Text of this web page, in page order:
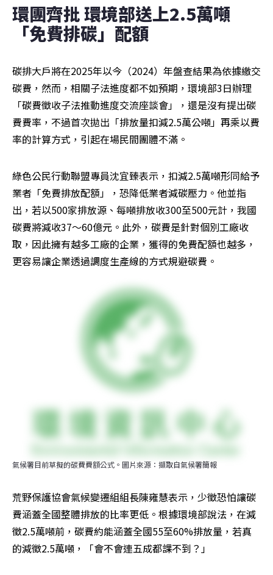
環團齊批 環境部送上2.5萬噸
「免費排碳」配額
碳排大戶將在2025年以今（2024）年盤查結果為依據繳交
碳費，然而，相關子法進度都不如預期，環境部3日辦理
「碳費徵收子法推動進度交流座談會」，還是沒有提出碳
費費率，不過首次拋出「排放量扣減2.5萬公噸」再乘以費
率的計算方式，引起在場民間團體不滿。
綠色公民行動聯盟專員沈宜臻表示，扣減2.5萬噸形同給予
業者「免費排放配額」，恐降低業者減碳壓力。他並指
出，若以500家排放源、每噸排放收300至500元計，我國
碳費將減收37～60億元。此外，碳費是針對個別工廠收
取，因此擁有越多工廠的企業，獲得的免費配額也越多，
更容易讓企業透過調度生產線的方式規避碳費。
氣候署目前草擬的碳費費額公式。圖片來源：擷取自氣候署簡報
荒野保護協會氣候變遷組組長陳雍慧表示，少徵恐怕讓碳
費涵蓋全國整體排放的比率更低。根據環境部說法，在減
徵2.5萬噸前，碳費約能涵蓋全國55至60%排放量，若真
的減徵2.5萬噸，「會不會連五成都課不到？」